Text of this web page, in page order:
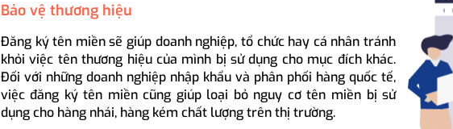
Bảo vệ thương hiệu
Đăng ký tên miền sẽ giúp doanh nghiệp, tổ chức hay cá nhân tránh
khỏi việc tên thương hiệu của mình bị sử dụng cho mục đích khác.
Đối với những doanh nghiệp nhập khẩu và phân phối hàng quốc tế,
việc đăng ký tên miền cũng giúp loại bỏ nguy cơ tên miền bị sử
dụng cho hàng nhái, hàng kém chất lượng trên thị trường.